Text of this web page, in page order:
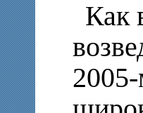
Как